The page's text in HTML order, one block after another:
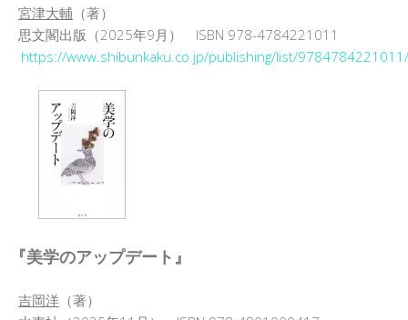
宮津大輔 （著）
思文閣出版（2025年9月） ISBN 978-4784221011
https://www.shibunkaku.co.jp/publishing/list/9784784221011/
『美学のアップデート』
吉岡洋 （著）